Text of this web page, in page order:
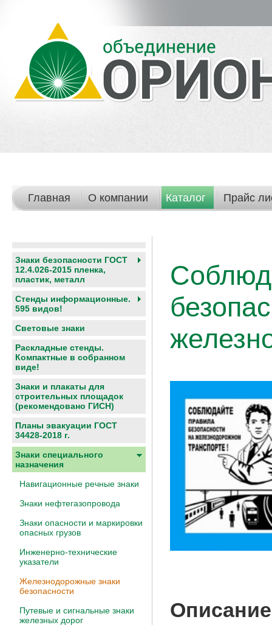
Главная О компании Каталог Прайс
Знаки безопасности ГОСТ
12.4.026-2015 пленка,
пластик, металл
Стенды информационные.
595 видов!
Световые знаки
Раскладные стенды.
Компактные в собранном
виде!
Знаки и плакаты для
строительных площадок
(рекомендовано ГИСН)
Планы эвакуации ГОСТ
34428-2018 г.
Знаки специального
назначения
Навигационные речные знаки
Знаки нефтегазопровода
Знаки опасности и маркировки
опасных грузов
Инженерно-технические
указатели
Железнодорожные знаки
безопасности
Путевые и сигнальные знаки
железных дорог